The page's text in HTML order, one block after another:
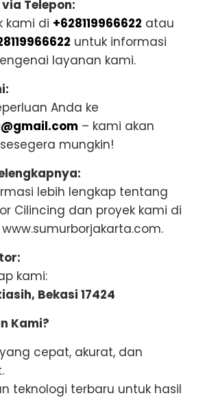
Telepon:
kami di +628119966622 atau
untuk informasi
layanan kami.
Anda ke
– kami akan
mungkin!
lebih lengkap tentang
Cilincing dan proyek kami di
kami:
Bekasi 17424
Kami?
cepat, akurat, dan
teknologi terbaru untuk hasil